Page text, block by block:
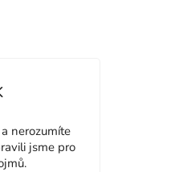
nerozumíte
jsme pro